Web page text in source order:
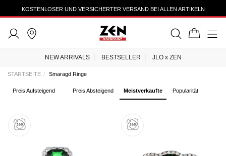
KOSTENLOSER UND VERSICHERTER VERSAND BEI ALLEN ARTIKELN
NEW ARRIVALS BESTSELLER JLO x ZEN
STARTSEITE Smaragd Ringe
Preis Aufsteigend Preis Absteigend Meistverkaufte Popularität